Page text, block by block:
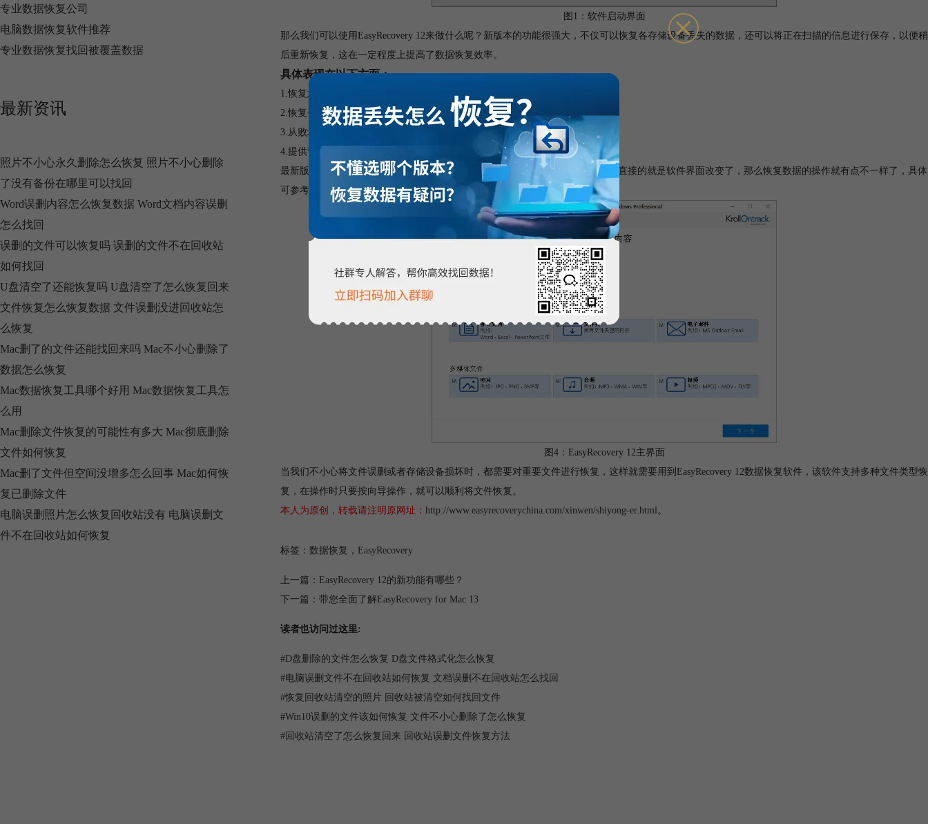
专业数据恢复公司
电脑数据恢复软件推荐
专业数据恢复找回被覆盖数据
最新资讯
照片不小心永久删除怎么恢复 照片不小心删除
了没有备份在哪里可以找回
Word误删内容怎么恢复数据 Word文档内容误删
怎么找回
误删的文件可以恢复吗 误删的文件不在回收站
如何找回
U盘清空了还能恢复吗 U盘清空了怎么恢复回来
文件恢复怎么恢复数据 文件误删没进回收站怎
么恢复
Mac删了的文件还能找回来吗 Mac不小心删除了
数据怎么恢复
Mac数据恢复工具哪个好用 Mac数据恢复工具怎
么用
Mac删除文件恢复的可能性有多大 Mac彻底删除
文件如何恢复
Mac删了文件但空间没增多怎么回事 Mac如何恢
复已删除文件
电脑误删照片怎么恢复回收站没有 电脑误删文
件不在回收站如何恢复
图1：软件启动界面
那么我们可以使用EasyRecovery 12来做什么呢？新版本的功能很强大，不仅可以恢复各存储设备丢失的数据，还可以将正在扫描的信息进行保存，以便稍
后重新恢复，这在一定程度上提高了数据恢复效率。
具体表现在以下方面：
1.恢复意外删除的文件、文件夹、文档、照片、视频等
2.恢复丢失的文件
3.从败坏、损坏、删除或格式化的卷中恢复数据
4.提供暂停选项和稍后重新恢复数据
最新版EasyRecovery 12跟之前的版本EasyRecovery 11相比，有了很大的改变，最直接的就是软件界面改变了，那么恢复数据的操作就有点不一样了，具体
可参考：
如何用EasyRecovery12快速恢复数据。
图4：EasyRecovery 12主界面
当我们不小心将文件误删或者存储设备损坏时，都需要对重要文件进行恢复，这样就需要用到EasyRecovery 12数据恢复软件，该软件支持多种文件类型恢
复，在操作时只要按向导操作，就可以顺利将文件恢复。
本人为原创，转载请注明原网址： http://www.easyrecoverychina.com/xinwen/shiyong-er.html 。
标签： 数据恢复 ， EasyRecovery
上一篇： EasyRecovery 12的新功能有哪些？
下一篇： 带您全面了解EasyRecovery for Mac 13
读者也访问过这里:
#D盘删除的文件怎么恢复 D盘文件格式化怎么恢复
#电脑误删文件不在回收站如何恢复 文档误删不在回收站怎么找回
#恢复回收站清空的照片 回收站被清空如何找回文件
#Win10误删的文件该如何恢复 文件不小心删除了怎么恢复
#回收站清空了怎么恢复回来 回收站误删文件恢复方法